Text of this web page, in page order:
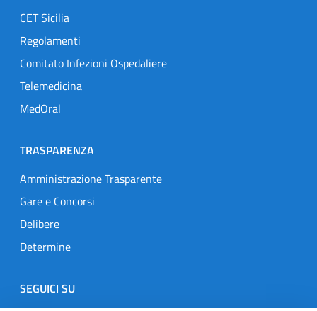
CET Sicilia
Regolamenti
Comitato Infezioni Ospedaliere
Telemedicina
MedOral
TRASPARENZA
Amministrazione Trasparente
Gare e Concorsi
Delibere
Determine
SEGUICI SU